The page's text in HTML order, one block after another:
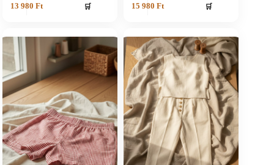
13 980 Ft 🛒 15 980 Ft 🛒